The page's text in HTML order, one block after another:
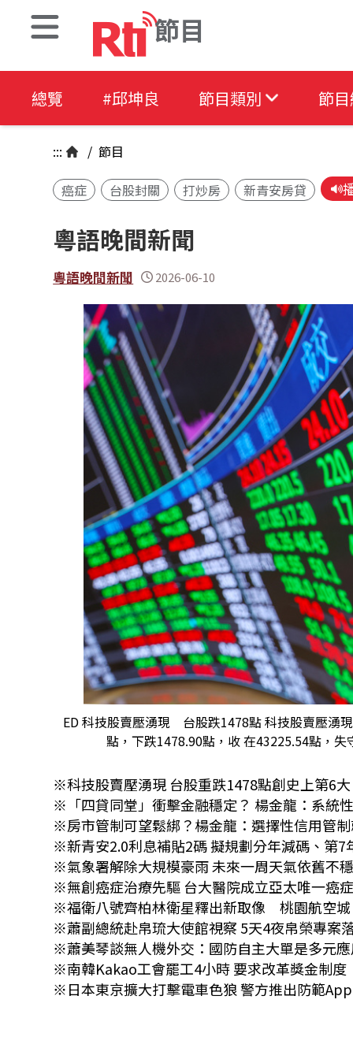
節目
總覽 #邱坤良 節目類別 節
::: / 節目
癌症 台股封關 打炒房 新青安房貸
粵語晚間新聞
粵語晚間新聞 2026-06-10
ED 科技股賣壓湧現 台股跌1478點 科技股賣壓湧
點，下跌1478.90點，收 在43225.54點，
※科技股賣壓湧現 台股重跌1478點創史上第6大
※「四貸同堂」衝擊金融穩定？ 楊金龍：系統
※房市管制可望鬆綁？楊金龍：選擇性信用管
※新青安2.0利息補貼2碼 擬規劃分年減碼、第7
※氣象署解除大規模豪雨 未來一周天氣依舊不
※無創癌症治療先驅 台大醫院成立亞太唯一癌
※福衛八號齊柏林衛星釋出新取像 桃園航空城
※蕭副總統赴帛琉大使館視察 5天4夜帛榮專案
※蕭美琴談無人機外交：國防自主大單是多元
※南韓Kakao工會罷工4小時 要求改革獎金制
※日本東京擴大打擊電車色狼 警方推出防範App